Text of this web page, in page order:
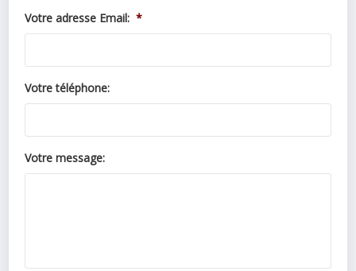
Votre adresse Email: *
Votre téléphone:
Votre message: